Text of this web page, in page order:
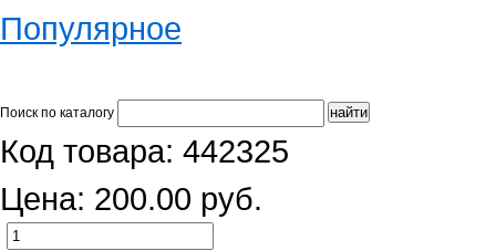
Популярное
Поиск по каталогу
Код товара: 442325
Цена: 200.00 руб.